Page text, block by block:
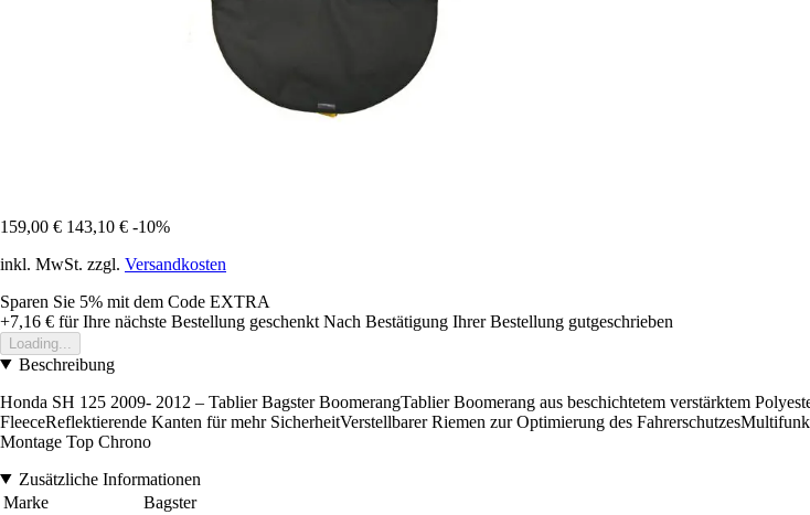
159,00 € 143,10 € -10%
inkl. MwSt. zzgl. Versandkosten
Sparen Sie 5% mit dem Code EXTRA
+7,16 € für Ihre nächste Bestellung geschenkt Nach Bestätigung Ihrer Bestellung gutgeschrieben
Loading...
Beschreibung
Honda SH 125 2009- 2012 – Tablier Bagster BoomerangTablier Boomerang aus beschichtetem verstärktem
FleeceReflektierende Kanten für mehr SicherheitVerstellbarer Riemen zur Optimierung des
Montage Top Chrono
Zusätzliche Informationen
Marke
Bagster